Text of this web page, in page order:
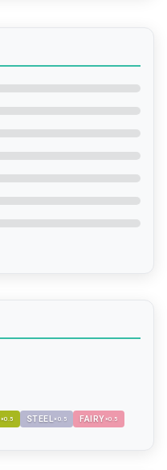
×0.5 STEEL×0.5 FAIRY×0.5